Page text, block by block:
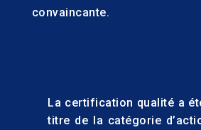
convaincante.
La certification qualité a
titre de la catégorie